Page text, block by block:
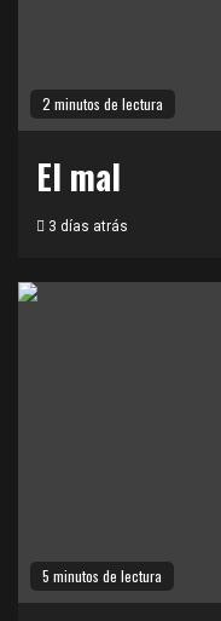
2 minutos de lectura
El mal
3 días atrás
5 minutos de lectura